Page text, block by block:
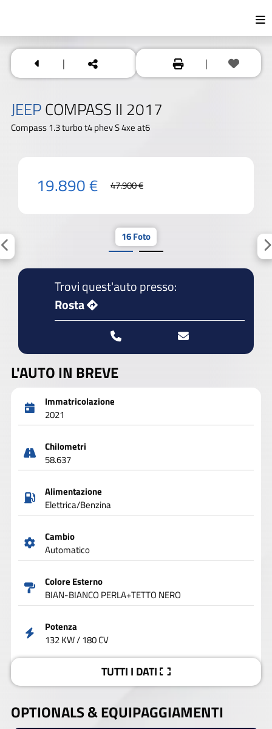
| |
JEEPCOMPASS II 2017
Compass 1.3 turbo t4 phev S 4xe at6
19.890 € 47.900 €
16 Foto
Trovi quest'auto presso:
Rosta
L'AUTO IN BREVE
Immatricolazione
2021
Chilometri
58.637
Alimentazione
Elettrica/Benzina
Cambio
Automatico
Colore Esterno
BIAN-BIANCO PERLA+TETTO NERO
Potenza
132 KW / 180 CV
TUTTI I DATI
OPTIONALS &EQUIPAGGIAMENTI